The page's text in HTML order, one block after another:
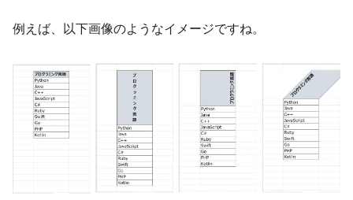
例えば、以下画像のようなイメージですね。